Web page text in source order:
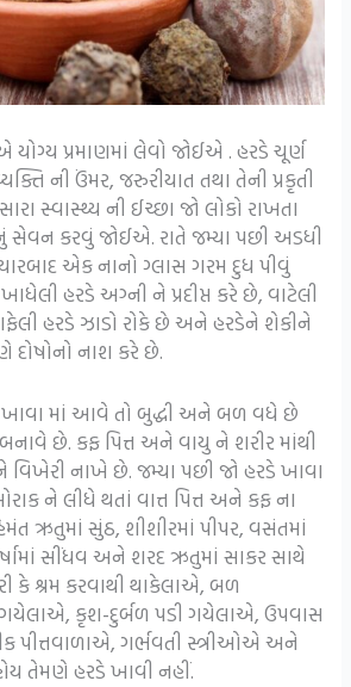
યોગ્ય પ્રમાણમાં લેવો જોઈએ . હરડે ચૂર્ણ
ની ઉંમર, જરુરીયાત તથા તેની પ્રકૃતી
સ્વાસ્થ્ય ની ઈચ્છા જો લોકો રાખતા
સેવન કરવું જોઈએ. રાતે જમ્યા પછી અડધી
એક નાનો ગ્લાસ ગરમ દુધ પીવું
હરડે અગ્ની ને પ્રદીપ્ત કરે છે, વાટેલી
હરડે ઝાડો રોકે છે અને હરડેને શેકીને
દોષોનો નાશ કરે છે.
માં આવે તો બુદ્ધી અને બળ વધે છે
છે. કફ પિત્ત અને વાયુ ને શરીર માંથી
વિખેરી નાખે છે. જમ્યા પછી જો હરડે ખાવા
ને લીધે થતાં વાત્ત પિત્ત અને કફ ના
ઋતુમાં સુંઠ, શીશીરમાં પીપર, વસંતમાં
સીંધવ અને શરદ ઋતુમાં સાકર સાથે
કે શ્રમ કરવાથી થાકેલાએ, બળ
કૃશ-દુર્બળ પડી ગયેલાએ, ઉપવાસ
પીત્તવાળાએ, ગર્ભવતી સ્ત્રીઓએ અને
તેમણે હરડે ખાવી નહીં.